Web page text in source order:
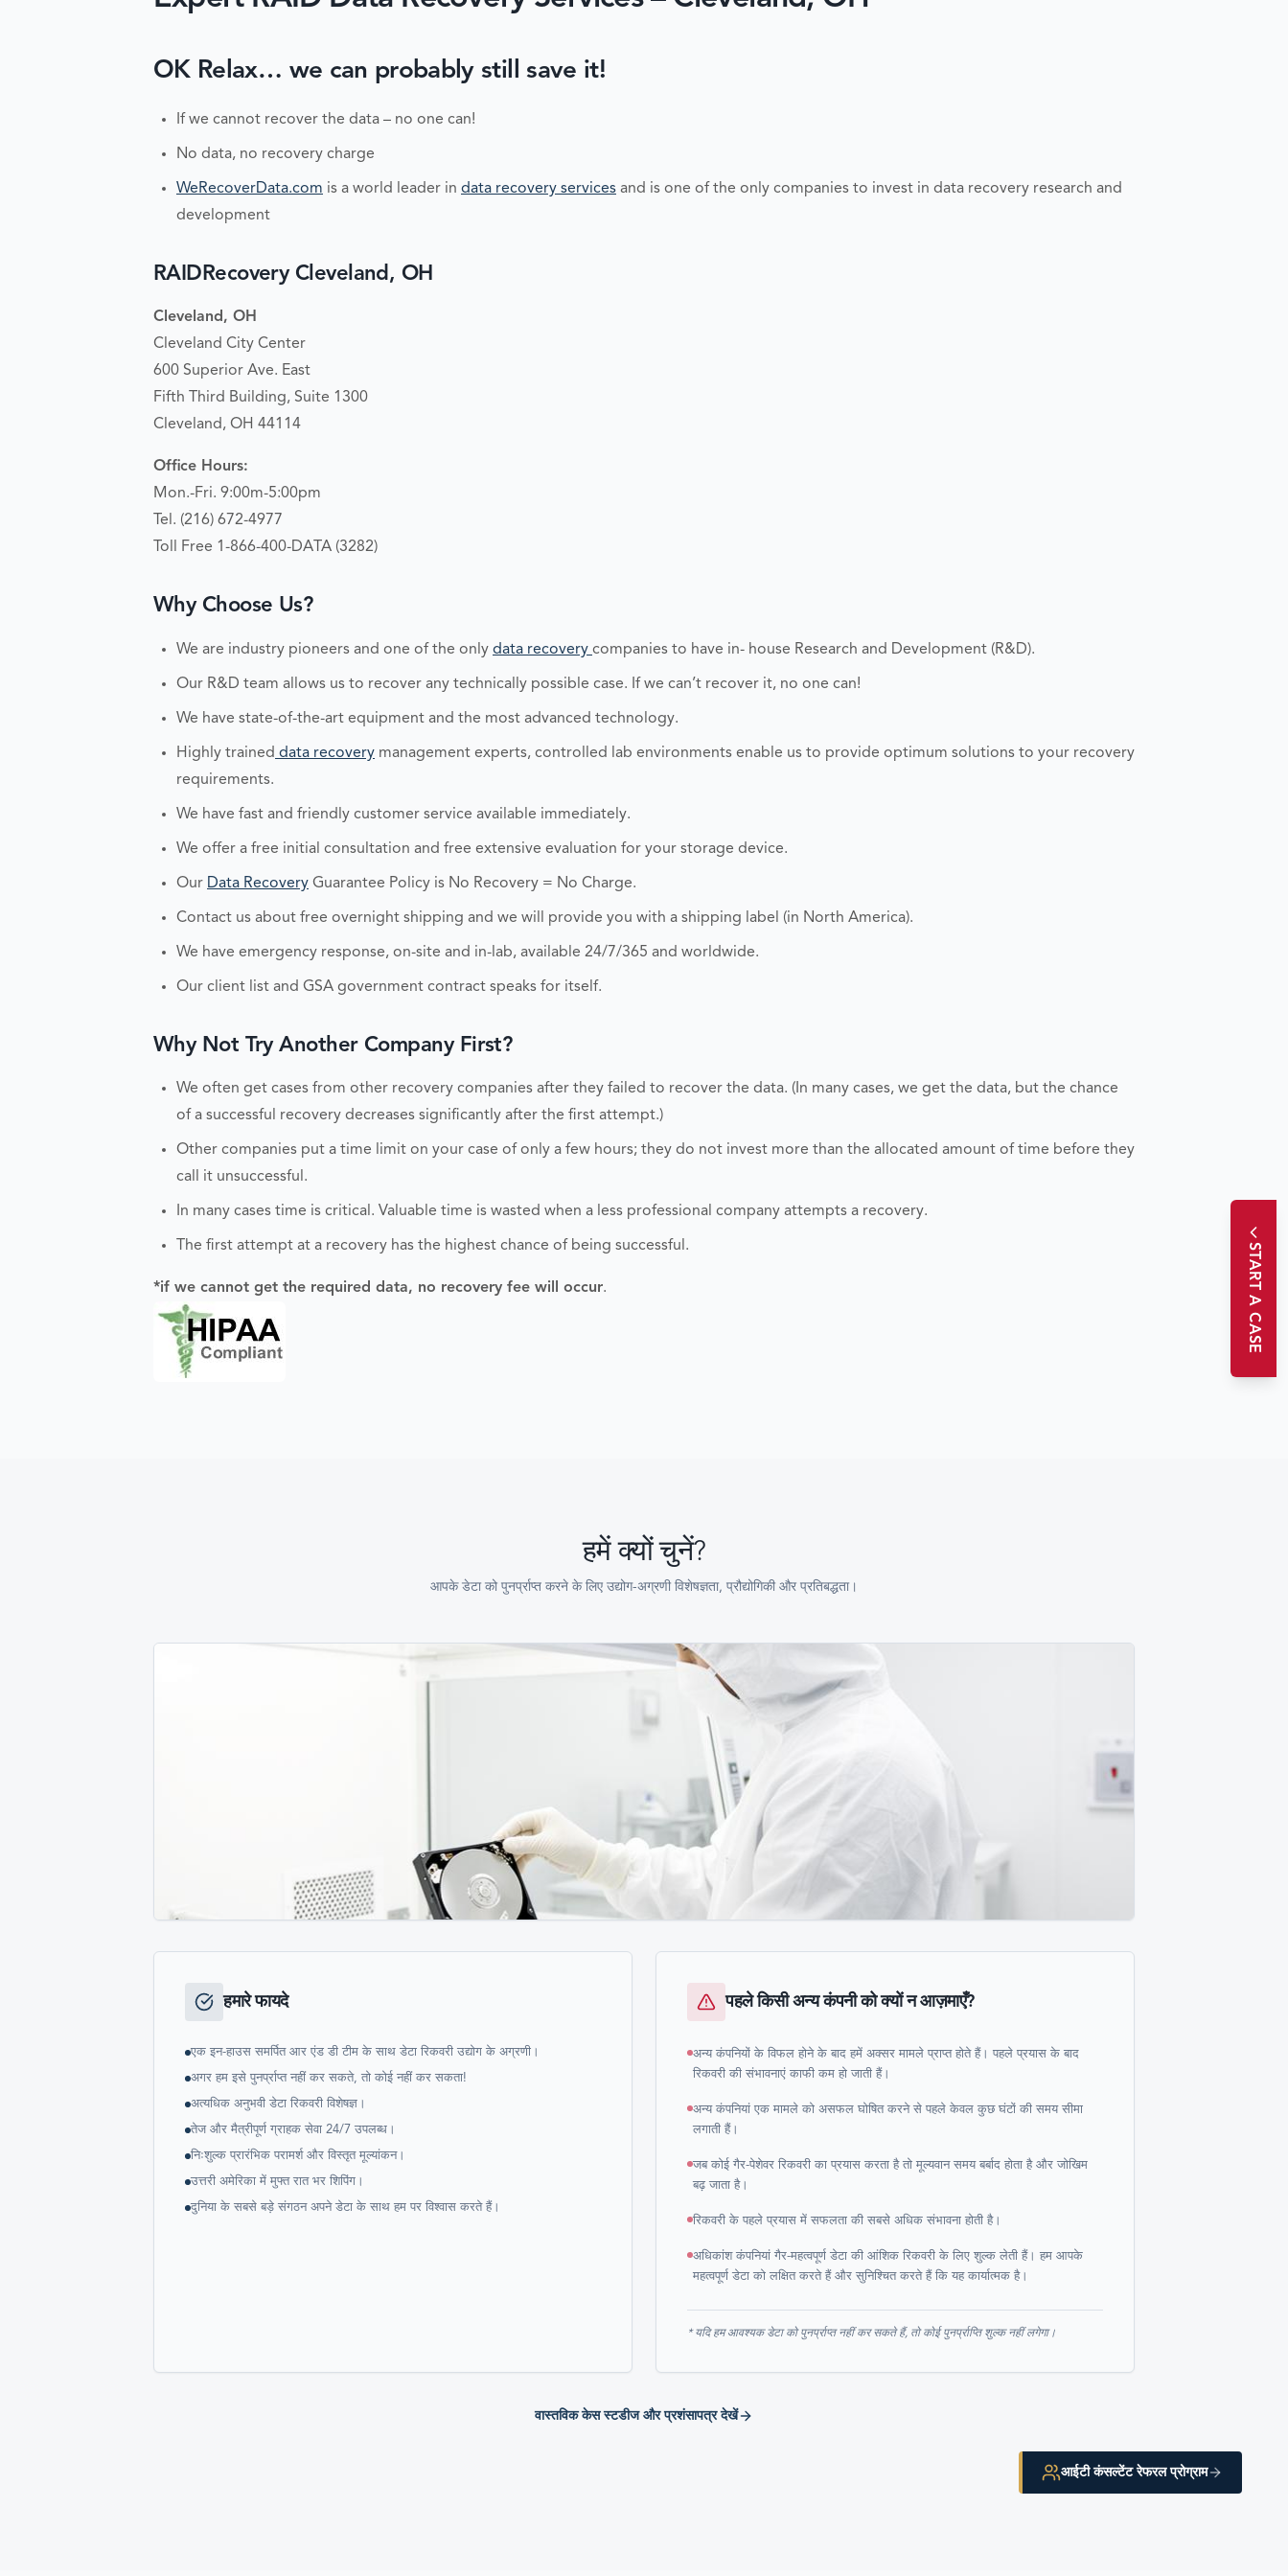
OK Relax… we can probably still save it!
If we cannot recover the data – no one can!
No data, no recovery charge
WeRecoverData.com is a world leader in data recovery services and is one of the only companies to invest in data recovery research and
development
RAIDRecovery Cleveland, OH
Cleveland, OH
Cleveland City Center
600 Superior Ave. East
Fifth Third Building, Suite 1300
Cleveland, OH 44114
Office Hours:
Mon.-Fri. 9:00m-5:00pm
Tel. (216) 672-4977
Toll Free 1-866-400-DATA (3282)
Why Choose Us?
We are industry pioneers and one of the only data recovery companies to have in- house Research and Development (R&D).
Our R&D team allows us to recover any technically possible case. If we can’t recover it, no one can!
We have state-of-the-art equipment and the most advanced technology.
Highly trained data recovery management experts, controlled lab environments enable us to provide optimum solutions to your recovery
requirements.
We have fast and friendly customer service available immediately.
We offer a free initial consultation and free extensive evaluation for your storage device.
Our Data Recovery Guarantee Policy is No Recovery = No Charge.
Contact us about free overnight shipping and we will provide you with a shipping label (in North America).
We have emergency response, on-site and in-lab, available 24/7/365 and worldwide.
Our client list and GSA government contract speaks for itself.
Why Not Try Another Company First?
We often get cases from other recovery companies after they failed to recover the data. (In many cases, we get the data, but the chance
of a successful recovery decreases significantly after the first attempt.)
Other companies put a time limit on your case of only a few hours; they do not invest more than the allocated amount of time before they
call it unsuccessful.
In many cases time is critical. Valuable time is wasted when a less professional company attempts a recovery.
The first attempt at a recovery has the highest chance of being successful.
*if we cannot get the required data, no recovery fee will occur.
हमें क्यों चुनें?
आपके डेटा को पुनर्प्राप्त करने के लिए उद्योग-अग्रणी विशेषज्ञता, प्रौद्योगिकी और प्रतिबद्धता।
हमारे फायदे
एक इन-हाउस समर्पित आर एंड डी टीम के साथ डेटा रिकवरी उद्योग के अग्रणी।
अगर हम इसे पुनर्प्राप्त नहीं कर सकते, तो कोई नहीं कर सकता!
अत्यधिक अनुभवी डेटा रिकवरी विशेषज्ञ।
तेज और मैत्रीपूर्ण ग्राहक सेवा 24/7 उपलब्ध।
निःशुल्क प्रारंभिक परामर्श और विस्तृत मूल्यांकन।
उत्तरी अमेरिका में मुफ्त रात भर शिपिंग।
दुनिया के सबसे बड़े संगठन अपने डेटा के साथ हम पर विश्वास करते हैं।
पहले किसी अन्य कंपनी को क्यों न आज़माएँ?
अन्य कंपनियों के विफल होने के बाद हमें अक्सर मामले प्राप्त होते हैं। पहले प्रयास के बाद
रिकवरी की संभावनाएं काफी कम हो जाती हैं।
अन्य कंपनियां एक मामले को असफल घोषित करने से पहले केवल कुछ घंटों की समय सीमा
लगाती हैं।
जब कोई गैर-पेशेवर रिकवरी का प्रयास करता है तो मूल्यवान समय बर्बाद होता है और जोखिम
बढ़ जाता है।
रिकवरी के पहले प्रयास में सफलता की सबसे अधिक संभावना होती है।
अधिकांश कंपनियां गैर-महत्वपूर्ण डेटा की आंशिक रिकवरी के लिए शुल्क लेती हैं। हम आपके
महत्वपूर्ण डेटा को लक्षित करते हैं और सुनिश्चित करते हैं कि यह कार्यात्मक है।
* यदि हम आवश्यक डेटा को पुनर्प्राप्त नहीं कर सकते हैं, तो कोई पुनर्प्राप्ति शुल्क नहीं लगेगा।
वास्तविक केस स्टडीज और प्रशंसापत्र देखें
आईटी कंसल्टेंट रेफरल प्रोग्राम
START A CASE